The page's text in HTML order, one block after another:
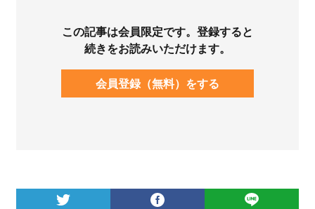
この記事は会員限定です。登録すると
続きをお読みいただけます。
会員登録（無料）をする